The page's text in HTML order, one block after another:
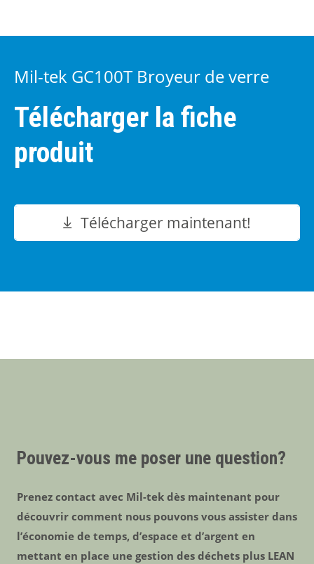
Mil-tek GC100T Broyeur de verre
Télécharger la fiche
produit
Télécharger maintenant!
Pouvez-vous me poser une question?
Prenez contact avec Mil-tek dès maintenant pour
découvrir comment nous pouvons vous assister dans
l’économie de temps, d’espace et d’argent en
mettant en place une gestion des déchets plus LEAN